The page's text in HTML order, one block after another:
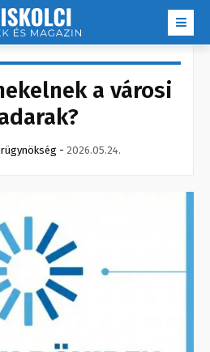
a városi
- 2026.05.24.